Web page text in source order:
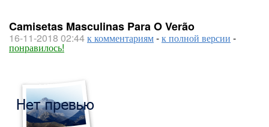
Camisetas Masculinas Para O Verão
16-11-2018 02:44к комментариям-к полной версии -
понравилось!